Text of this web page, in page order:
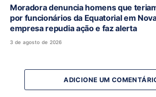
Moradora denuncia homens que
por funcionários da Equatorial em
empresa repudia ação e faz alerta
3 de agosto de 2026
ADICIONE UM